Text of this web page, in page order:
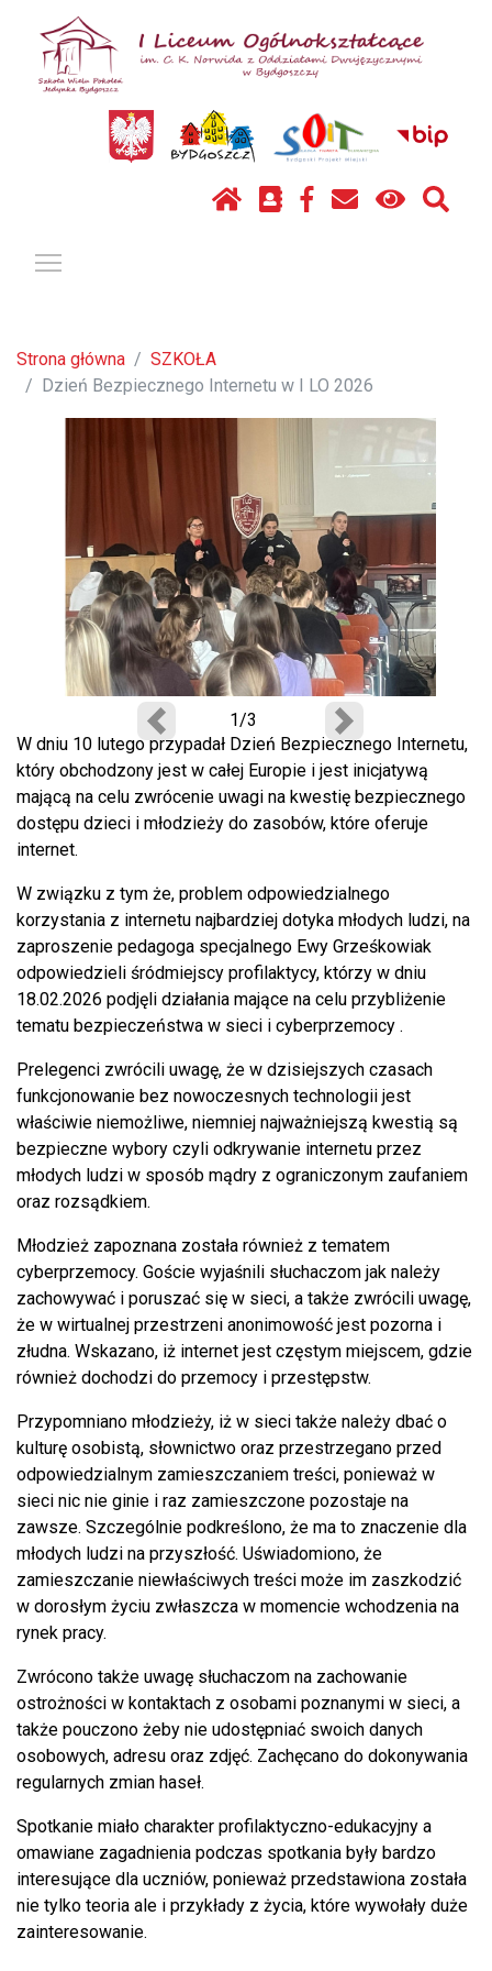
Strona główna
SZKOŁA
Dzień Bezpiecznego Internetu w I LO 2026
Poprzedni Następny
1/3
W dniu 10 lutego przypadał Dzień Bezpiecznego Internetu,
który obchodzony jest w całej Europie i jest inicjatywą
mającą na celu zwrócenie uwagi na kwestię bezpiecznego
dostępu dzieci i młodzieży do zasobów, które oferuje
internet.
W związku z tym że, problem odpowiedzialnego
korzystania z internetu najbardziej dotyka młodych ludzi, na
zaproszenie pedagoga specjalnego Ewy Grześkowiak
odpowiedzieli śródmiejscy profilaktycy, którzy w dniu
18.02.2026 podjęli działania mające na celu przybliżenie
tematu bezpieczeństwa w sieci i cyberprzemocy .
Prelegenci zwrócili uwagę, że w dzisiejszych czasach
funkcjonowanie bez nowoczesnych technologii jest
właściwie niemożliwe, niemniej najważniejszą kwestią są
bezpieczne wybory czyli odkrywanie internetu przez
młodych ludzi w sposób mądry z ograniczonym zaufaniem
oraz rozsądkiem.
Młodzież zapoznana została również z tematem
cyberprzemocy. Goście wyjaśnili słuchaczom jak należy
zachowywać i poruszać się w sieci, a także zwrócili uwagę,
że w wirtualnej przestrzeni anonimowość jest pozorna i
złudna. Wskazano, iż internet jest częstym miejscem, gdzie
również dochodzi do przemocy i przestępstw.
Przypomniano młodzieży, iż w sieci także należy dbać o
kulturę osobistą, słownictwo oraz przestrzegano przed
odpowiedzialnym zamieszczaniem treści, ponieważ w
sieci nic nie ginie i raz zamieszczone pozostaje na
zawsze. Szczególnie podkreślono, że ma to znaczenie dla
młodych ludzi na przyszłość. Uświadomiono, że
zamieszczanie niewłaściwych treści może im zaszkodzić
w dorosłym życiu zwłaszcza w momencie wchodzenia na
rynek pracy.
Zwrócono także uwagę słuchaczom na zachowanie
ostrożności w kontaktach z osobami poznanymi w sieci, a
także pouczono żeby nie udostępniać swoich danych
osobowych, adresu oraz zdjęć. Zachęcano do dokonywania
regularnych zmian haseł.
Spotkanie miało charakter profilaktyczno-edukacyjny a
omawiane zagadnienia podczas spotkania były bardzo
interesujące dla uczniów, ponieważ przedstawiona została
nie tylko teoria ale i przykłady z życia, które wywołały duże
zainteresowanie.